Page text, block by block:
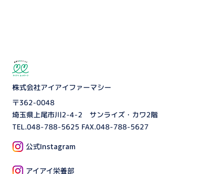
株式会社アイアイファーマシー
〒362-0048
埼玉県上尾市川2-4-2 サンライズ・カワ2階
TEL.048-788-5625 FAX.048-788-5627
公式Instagram
アイアイ栄養部